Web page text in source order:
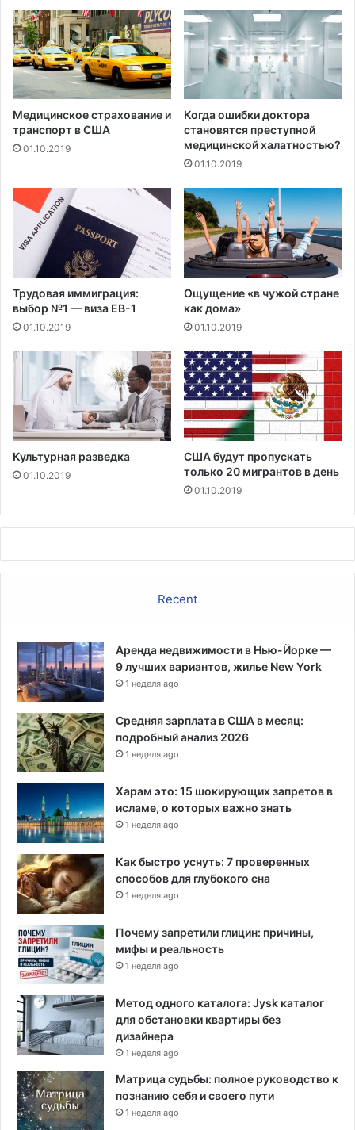
е
б
я
в
и
о
в
н
м
п
и
н
е
и
п
о
с
т
и
n
t
i
n
щ
е
р
с
е
л
о
ж
е
т
в
н
и
я
м
з
е
м
к
о
т
о
р
с
к
а
з
а
и
м
е
т
с
п
а
с
и
Медицинское страхование и
транспорт в США
01.10.2019
Когда ошибки доктора
становятся преступной
медицинской халатностью?
01.10.2019
Трудовая иммиграция:
выбор №1 — виза EB-1
01.10.2019
Ощущение «в чужой стране
как дома»
01.10.2019
Культурная разведка
01.10.2019
США будут пропускать
только 20 мигрантов в день
01.10.2019
Recent
Аренда недвижимости в Нью-Йорке —
9 лучших вариантов, жилье New York
1 неделя ago
Средняя зарплата в США в месяц:
подробный анализ 2026
1 неделя ago
Харам это: 15 шокирующих запретов в
исламе, о которых важно знать
1 неделя ago
Как быстро уснуть: 7 проверенных
способов для глубокого сна
1 неделя ago
Почему запретили глицин: причины,
мифы и реальность
1 неделя ago
Метод одного каталога: Jysk каталог
для обстановки квартиры без
дизайнера
1 неделя ago
Матрица судьбы: полное руководство к
познанию себя и своего пути
1 неделя ago